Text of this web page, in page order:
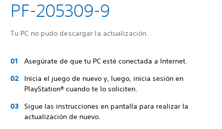
PF-205309-9
Tu PC no pudo descargar la actualización.
Asegúrate de que tu PC esté conectada a Internet.
Inicia el juego de nuevo y, luego, inicia sesión en
PlayStation® cuando te lo soliciten.
Sigue las instrucciones en pantalla para realizar la
actualización de nuevo.